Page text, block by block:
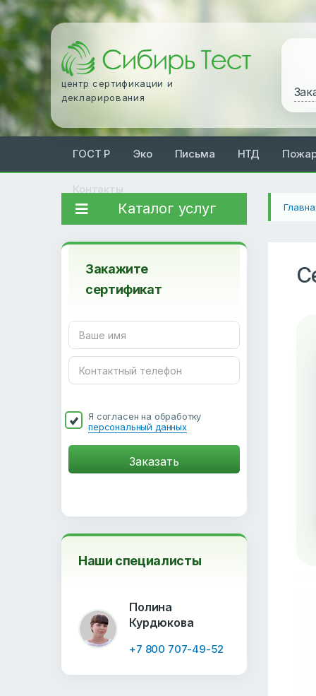
центр сертификации и
декларирования
ГОСТ Р Эко Письма НТД
Контакты
Каталог услуг
Закажите
сертификат
Я согласен на обработку
персональный данных
Наши специалисты
Полина
Курдюкова
+7 800 707-49-52